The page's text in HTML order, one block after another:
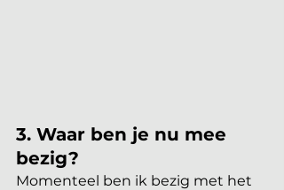
3. Waar ben je nu mee
bezig?
Momenteel ben ik bezig met het